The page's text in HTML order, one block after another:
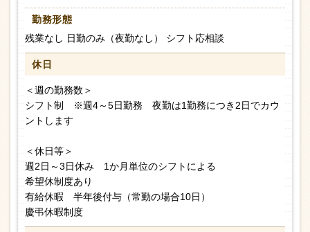
勤務形態
残業なし 日勤のみ（夜勤なし） シフト応相談
休日
＜週の勤務数＞
シフト制 ※週4～5日勤務 夜勤は1勤務につき2日でカウ
ントします
＜休日等＞
週2日～3日休み 1か月単位のシフトによる
希望休制度あり
有給休暇 半年後付与（常勤の場合10日）
慶弔休暇制度